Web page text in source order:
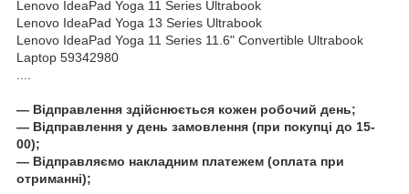
Lenovo IdeaPad Yoga 11 Series Ultrabook
Lenovo IdeaPad Yoga 13 Series Ultrabook
Lenovo IdeaPad Yoga 11 Series 11.6" Convertible Ultrabook
Laptop 59342980
― Відправлення здійснюється кожен робочий день;
― Відправлення у день замовлення (при покупці до 15-
00);
― Відправляємо накладним платежем (оплата при
отриманні);